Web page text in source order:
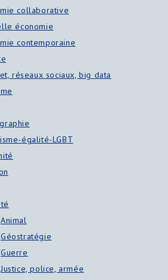
collaborative
économie
contemporaine
réseaux sociaux, big data
égalité-LGBT
Animal
Géostratégie
Guerre
Justice, police, armée